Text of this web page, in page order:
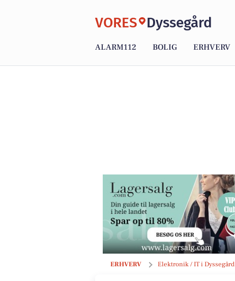
VORES Dyssegård
ALARM112 BOLIG ERHVERV
ERHVERV Elektronik / IT i Dyssegård
DigiTrust